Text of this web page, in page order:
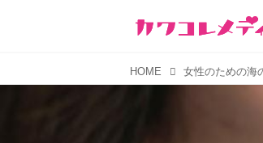
HOME 女性のための海